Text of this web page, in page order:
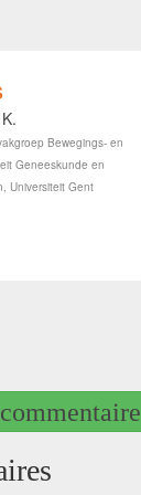
Bewegings- en
Geneeskunde en
Universiteit Gent